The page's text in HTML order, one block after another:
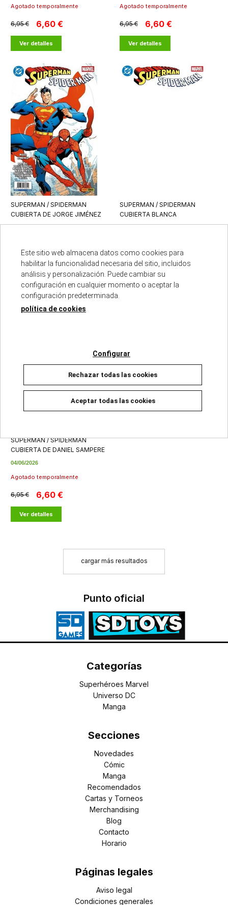
Agotado temporalmente
6,95 € 6,60 €
Ver detalles
Agotado temporalmente
6,95 € 6,60 €
Ver detalles
SUPERMAN / SPIDERMAN
CUBIERTA DE JORGE JIMÉNEZ
6,95 € 6,60 €
Añadir a la cesta
SUPERMAN / SPIDERMAN
CUBIERTA BLANCA
7,95 € 7,55 €
Ver detalles
SUPERMAN / SPIDERMAN
CUBIERTA DE DANIEL SAMPERE
04/06/2026
Agotado temporalmente
6,95 € 6,60 €
Ver detalles
cargar más resultados
Punto oficial
Categorías
Superhéroes Marvel
Universo DC
Manga
Secciones
Novedades
Cómic
Manga
Recomendados
Cartas y Torneos
Merchandising
Blog
Contacto
Horario
Páginas legales
Aviso legal
Condiciones generales
Este sitio web almacena datos como cookies para
habilitar la funcionalidad necesaria del sitio, incluidos
análisis y personalización. Puede cambiar su
configuración en cualquier momento o aceptar la
configuración predeterminada.
política de cookies
Configurar
Rechazar todas las cookies
Aceptar todas las cookies